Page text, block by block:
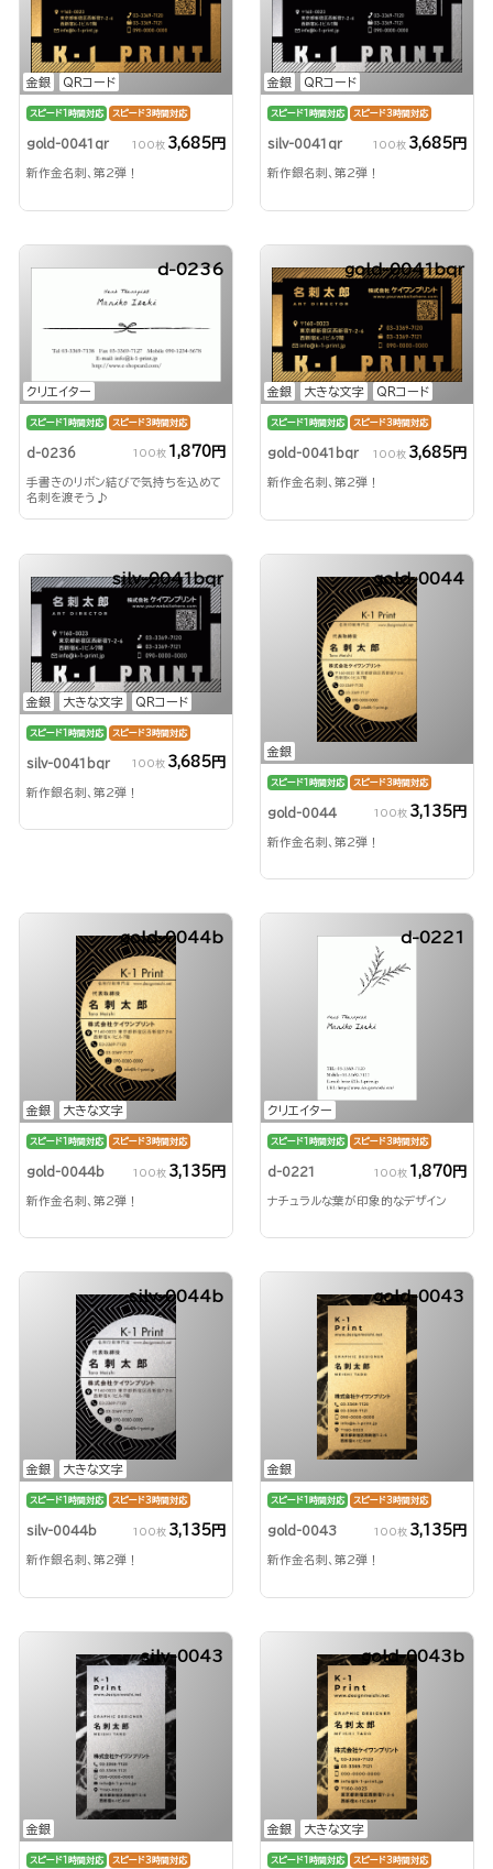
金銀 QRコード
スピード1時間対応 スピード3時間対応
gold-0041qr 100枚 3,685円
新作金名刺、第2弾！
金銀 QRコード
スピード1時間対応 スピード3時間対応
silv-0041qr 100枚 3,685円
新作銀名刺、第2弾！
クリエイター
d-0236
スピード1時間対応 スピード3時間対応
d-0236 100枚 1,870円
手書きのリボン結びで気持ちを込めて
名刺を渡そう♪
金銀 大きな文字 QRコード
gold-0041bqr
スピード1時間対応 スピード3時間対応
gold-0041bqr 100枚 3,685円
新作金名刺、第2弾！
金銀 大きな文字 QRコード
silv-0041bqr
スピード1時間対応 スピード3時間対応
silv-0041bqr 100枚 3,685円
新作銀名刺、第2弾！
金銀
gold-0044
スピード1時間対応 スピード3時間対応
gold-0044 100枚 3,135円
新作金名刺、第2弾！
金銀 大きな文字
gold-0044b
スピード1時間対応 スピード3時間対応
gold-0044b 100枚 3,135円
新作金名刺、第2弾！
クリエイター
d-0221
スピード1時間対応 スピード3時間対応
d-0221 100枚 1,870円
ナチュラルな葉が印象的なデザイン
金銀 大きな文字
silv-0044b
スピード1時間対応 スピード3時間対応
silv-0044b 100枚 3,135円
新作銀名刺、第2弾！
金銀
gold-0043
スピード1時間対応 スピード3時間対応
gold-0043 100枚 3,135円
新作金名刺、第2弾！
金銀
silv-0043
スピード1時間対応 スピード3時間対応
金銀 大きな文字
gold-0043b
スピード1時間対応 スピード3時間対応